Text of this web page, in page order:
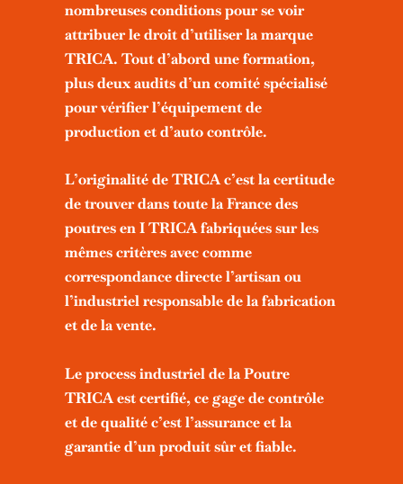
nombreuses conditions pour se voir
attribuer le droit d’utiliser la marque
TRICA. Tout d’abord une formation,
plus deux audits d’un comité spécialisé
pour vérifier l’équipement de
production et d’auto contrôle.
L’originalité de TRICA c’est la certitude
de trouver dans toute la France des
poutres enITRICA fabriquées sur les
mêmes critères avec comme
correspondance directe l’artisan ou
l’industriel responsable de la fabrication
et de la vente.
Le process industriel de la Poutre
TRICA est certifié, ce gage de contrôle
et de qualité c’est l’assurance et la
garantie d’un produit sûr et fiable.